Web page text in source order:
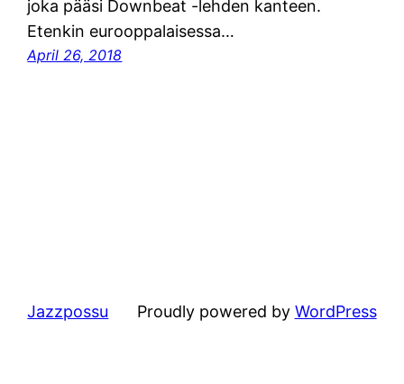
joka pääsi Downbeat -lehden kanteen.
Etenkin eurooppalaisessa…
April 26, 2018
Jazzpossu Proudly powered by WordPress